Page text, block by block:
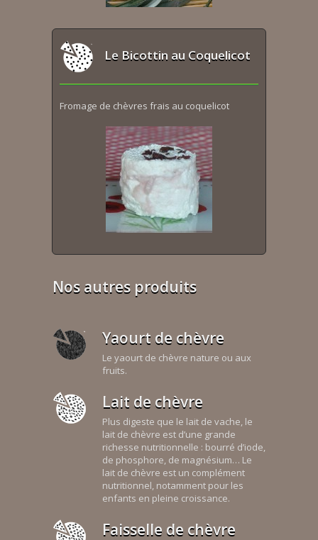
Le Bicottin au Coquelicot
Fromage de chèvres frais au coquelicot
Nos autres produits
Yaourt de chèvre
Le yaourt de chèvre nature ou aux
fruits.
Lait de chèvre
Plus digeste que le lait de vache, le
lait de chèvre est d’une grande
richesse nutritionnelle : bourré d’iode,
de phosphore, de magnésium… Le
lait de chèvre est un complément
nutritionnel, notamment pour les
enfants en pleine croissance.
Faisselle de chèvre